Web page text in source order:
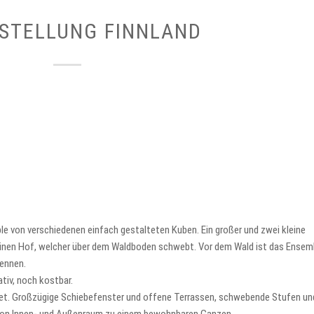
FINNLAND
von verschiedenen einfach gestalteten Kuben. Ein großer und zwei kleine
Hof, welcher über dem Waldboden schwebt. Vor dem Wald ist das
noch kostbar.
Großzügige Schiebefenster und offene Terrassen, schwebende Stufen